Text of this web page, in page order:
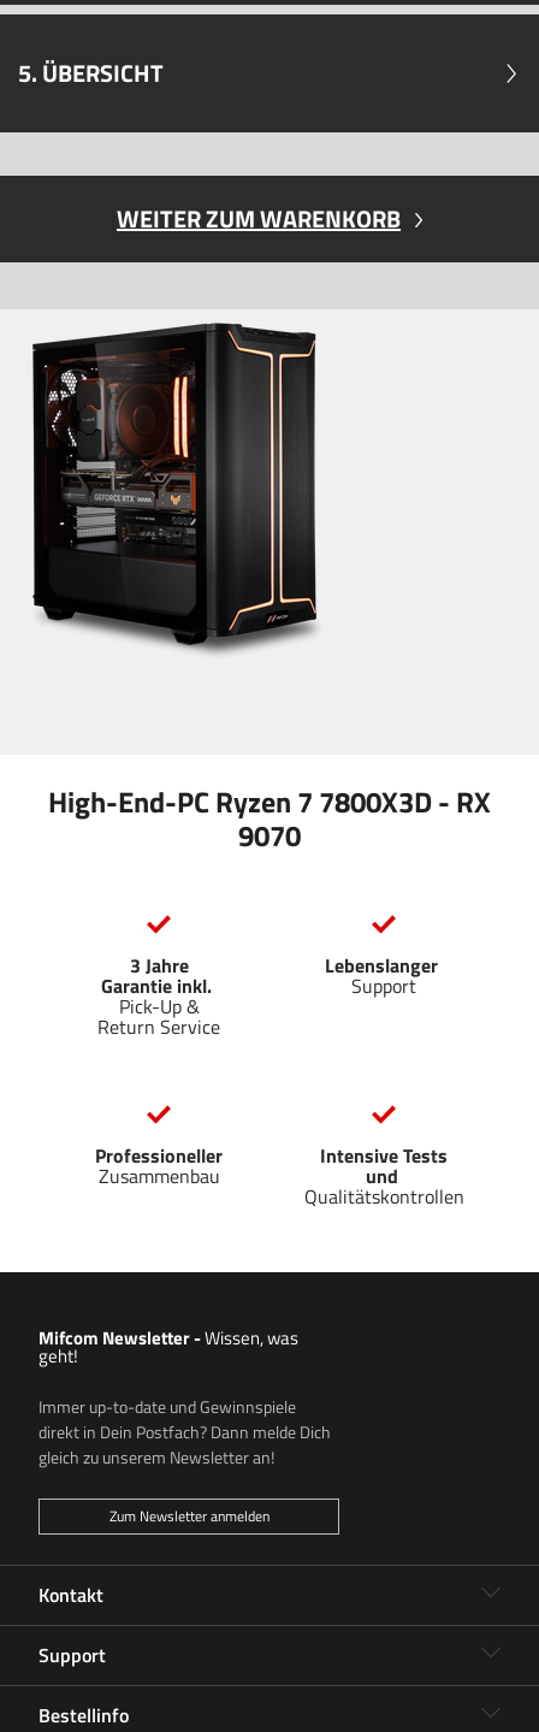
5. ÜBERSICHT
WEITER ZUM WARENKORB
High-End-PC Ryzen 7 7800X3D - RX
9070
3 Jahre
Garantie inkl.
Pick-Up &
Return Service
Lebenslanger
Support
Professioneller
Zusammenbau
Intensive Tests
und
Qualitätskontrollen
Kontakt
Support
Bestellinfo
Mifcom Newsletter-Wissen, was
geht!
Immer up-to-date und Gewinnspiele
direkt in Dein Postfach? Dann melde Dich
gleich zu unserem Newsletter an!
Zum Newsletter anmelden